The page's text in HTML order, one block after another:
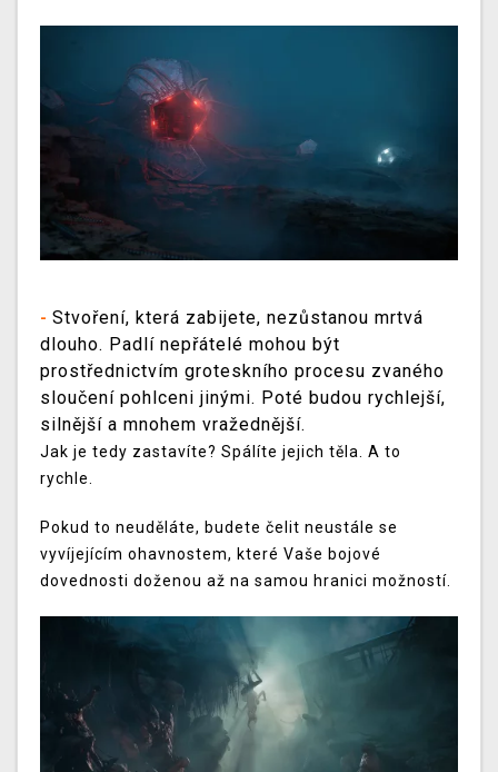
- Stvoření, která zabijete, nezůstanou mrtvá
dlouho. Padlí nepřátelé mohou být
prostřednictvím groteskního procesu zvaného
sloučení pohlceni jinými. Poté budou rychlejší,
silnější a mnohem vražednější.
Jak je tedy zastavíte? Spálíte jejich těla. A to
rychle.
Pokud to neuděláte, budete čelit neustále se
vyvíjejícím ohavnostem, které Vaše bojové
dovednosti doženou až na samou hranici možností.